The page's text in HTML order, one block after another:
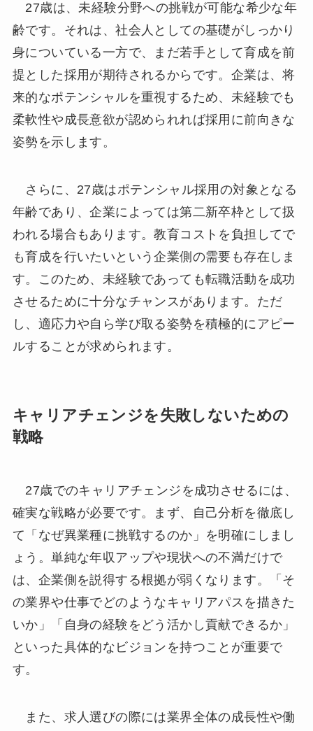
27歳は、未経験分野への挑戦が可能な希少な年
齢です。それは、社会人としての基礎がしっかり
身についている一方で、まだ若手として育成を前
提とした採用が期待されるからです。企業は、将
来的なポテンシャルを重視するため、未経験でも
柔軟性や成長意欲が認められれば採用に前向きな
姿勢を示します。
さらに、27歳はポテンシャル採用の対象となる
年齢であり、企業によっては第二新卒枠として扱
われる場合もあります。教育コストを負担してで
も育成を行いたいという企業側の需要も存在しま
す。このため、未経験であっても転職活動を成功
させるために十分なチャンスがあります。ただ
し、適応力や自ら学び取る姿勢を積極的にアピー
ルすることが求められます。
キャリアチェンジを失敗しないための
戦略
27歳でのキャリアチェンジを成功させるには、
確実な戦略が必要です。まず、自己分析を徹底し
て「なぜ異業種に挑戦するのか」を明確にしまし
ょう。単純な年収アップや現状への不満だけで
は、企業側を説得する根拠が弱くなります。「そ
の業界や仕事でどのようなキャリアパスを描きた
いか」「自身の経験をどう活かし貢献できるか」
といった具体的なビジョンを持つことが重要で
す。
また、求人選びの際には業界全体の成長性や働